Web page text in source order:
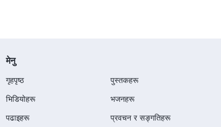
मेनु
गृहपृष्ठ
पुस्तकहरू
भिडियोहरू
भजनहरू
पढाइहरू
प्रवचन र सङ्गतिहरू